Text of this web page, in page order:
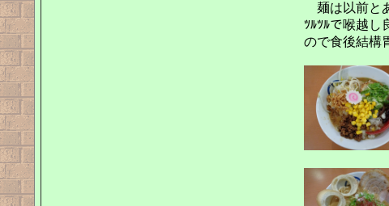
麺は以前と
ﾂﾙﾂﾙで喉越し
ので食後結構